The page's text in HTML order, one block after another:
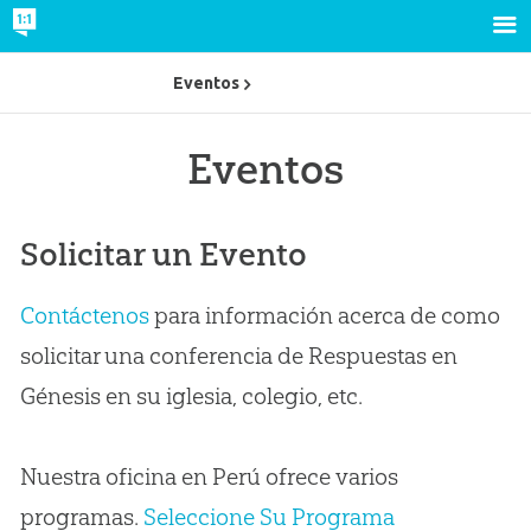
Eventos
Solicitar un Evento
Contáctenospara información acerca de como
solicitar una conferencia de Respuestas en
Génesis en su iglesia, colegio, etc.
Nuestra oficina en Perú ofrece varios
programas. Seleccione Su Programa
Eventos